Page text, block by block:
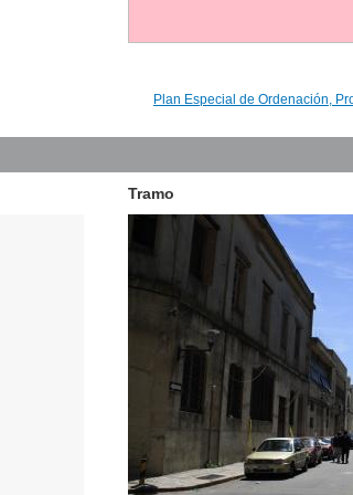
Plan Especial de Ordenación,
Tramo